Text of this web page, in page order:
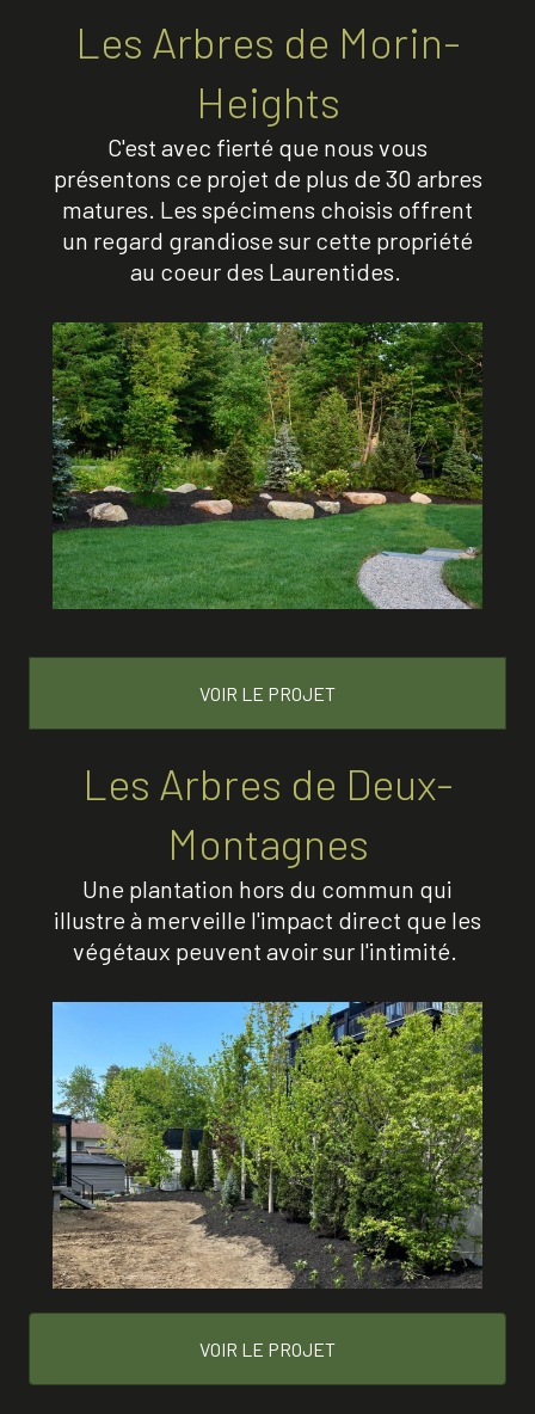
Les Arbres de Morin-
Heights
C'est avec fierté que nous vous
présentons ce projet de plus de 30 arbres
matures. Les spécimens choisis offrent
un regard grandiose sur cette propriété
au coeur des Laurentides.
VOIR LE PROJET
Les Arbres de Deux-
Montagnes
Une plantation hors du commun qui
illustre à merveille l'impact direct que les
végétaux peuvent avoir sur l'intimité.
VOIR LE PROJET